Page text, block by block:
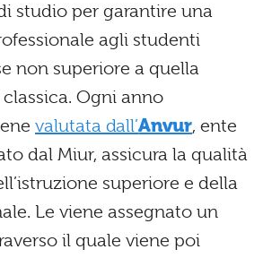
studio per garantire una
agli studenti
non superiore a quella
Ogni anno
valutata dall’Anvur, ente
dal Miur, assicura la qualità
superiore e della
Le viene assegnato un
il quale viene poi